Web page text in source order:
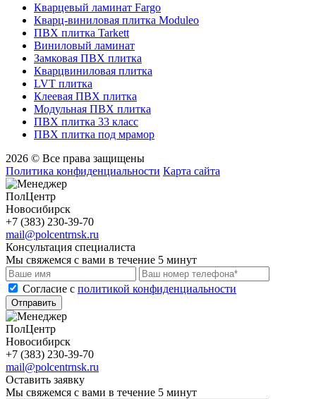
Кварцевый ламинат Fargo
Кварц-виниловая плитка Moduleo
ПВХ плитка Tarkett
Виниловый ламинат
Замковая ПВХ плитка
Кварцвиниловая плитка
LVT плитка
Клеевая ПВХ плитка
Модульная ПВХ плитка
ПВХ плитка 33 класс
ПВХ плитка под мрамор
2026 © Все права защищены
Политика конфиденциальности Карта сайта
ПолЦентр
Новосибирск
+7 (383) 230-39-70
mail@polcentrnsk.ru
Консультация специалиста
Мы свяжемся с вами в течение 5 минут
Cогласие с политикой конфиденциальности
Отправить
ПолЦентр
Новосибирск
+7 (383) 230-39-70
mail@polcentrnsk.ru
Оставить заявку
Мы свяжемся с вами в течение 5 минут